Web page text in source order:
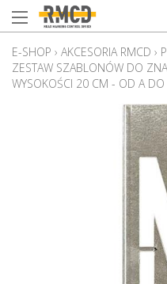
E-SHOP › AKCESORIA RMCD ›
ZESTAW SZABLONÓW DO
WYSOKOŚCI 20 CM - OD A